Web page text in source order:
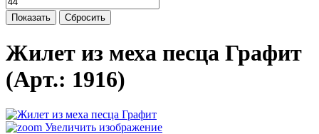
Показать Сбросить
Жилет из меха песца Графит
(Арт.: 1916)
Увеличить изображение